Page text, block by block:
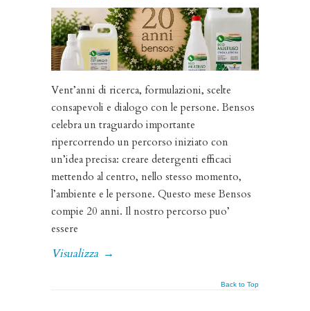
Vent’anni di ricerca, formulazioni, scelte
consapevoli e dialogo con le persone. Bensos
celebra un traguardo importante
ripercorrendo un percorso iniziato con
un’idea precisa: creare detergenti efficaci
mettendo al centro, nello stesso momento,
l’ambiente e le persone. Questo mese Bensos
compie 20 anni. Il nostro percorso puo’
essere
Visualizza →
Back to Top